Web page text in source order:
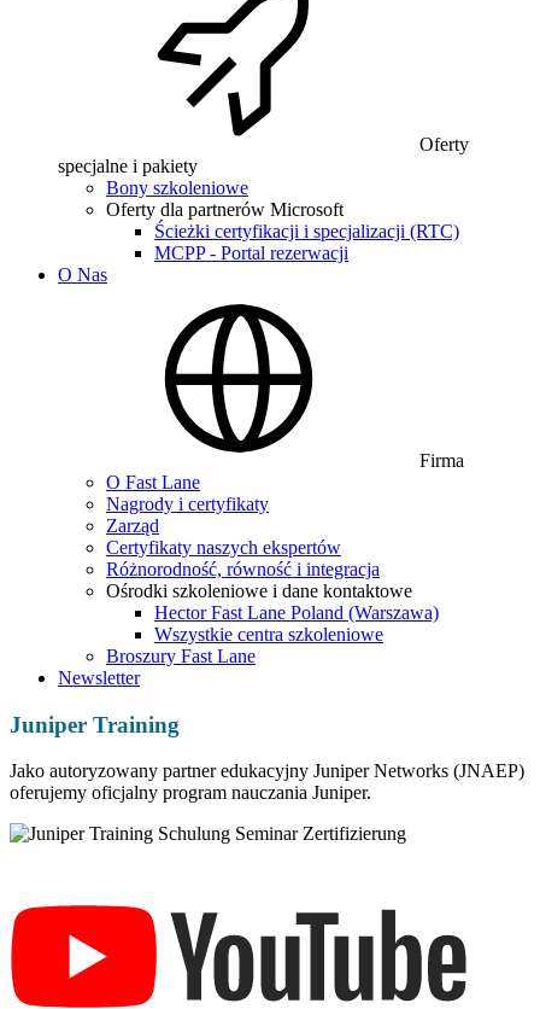
Oferty
specjalne i pakiety
Bony szkoleniowe
Oferty dla partnerów Microsoft
Ścieżki certyfikacji i specjalizacji (RTC)
MCPP - Portal rezerwacji
O Nas
Firma
O Fast Lane
Nagrody i certyfikaty
Zarząd
Certyfikaty naszych ekspertów
Różnorodność, równość i integracja
Ośrodki szkoleniowe i dane kontaktowe
Hector Fast Lane Poland (Warszawa)
Wszystkie centra szkoleniowe
Broszury Fast Lane
Newsletter
Juniper Training
Jako autoryzowany partner edukacyjny Juniper Networks (JNAEP)
oferujemy oficjalny program nauczania Juniper.